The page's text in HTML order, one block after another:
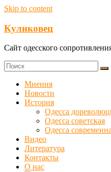
Skip to content
Куликовец
Сайт одесского
Мнения
Новости
История
Одесса
Одесса советская
Одесса
Видео
Литература
Контакты
О нас